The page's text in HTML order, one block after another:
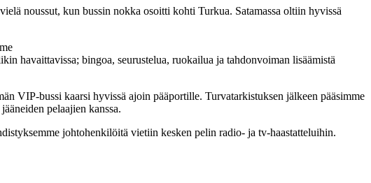
noussut, kun bussin nokka osoitti kohti Turkua. Satamassa oltiin hyvissä
havaittavissa; bingoa, seurustelua, ruokailua ja tahdonvoiman lisäämistä
VIP-bussi kaarsi hyvissä ajoin pääportille. Turvatarkistuksen jälkeen pääsimme
pelaajien kanssa.
johtohenkilöitä vietiin kesken pelin radio- ja tv-haastatteluihin.